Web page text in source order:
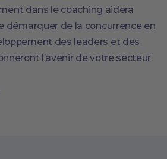
dans le coaching aidera
démarquer de la concurrence en
des leaders et des
l’avenir de votre secteur.